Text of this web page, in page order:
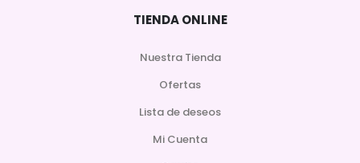
TIENDA ONLINE
Nuestra Tienda
Ofertas
Lista de deseos
Mi Cuenta